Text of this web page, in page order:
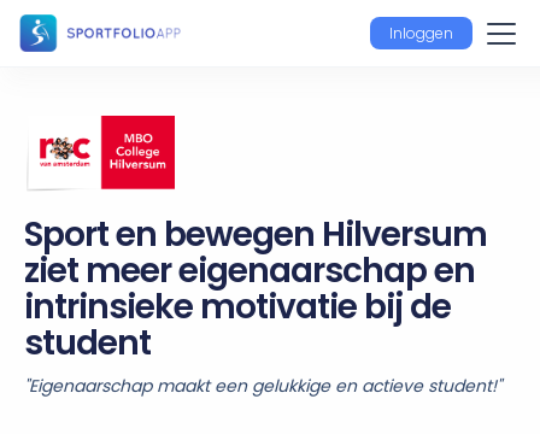
Inloggen
Sport en bewegen Hilversum
ziet meer eigenaarschap en
intrinsieke motivatie bij de
student
"Eigenaarschap maakt een gelukkige en actieve student!"